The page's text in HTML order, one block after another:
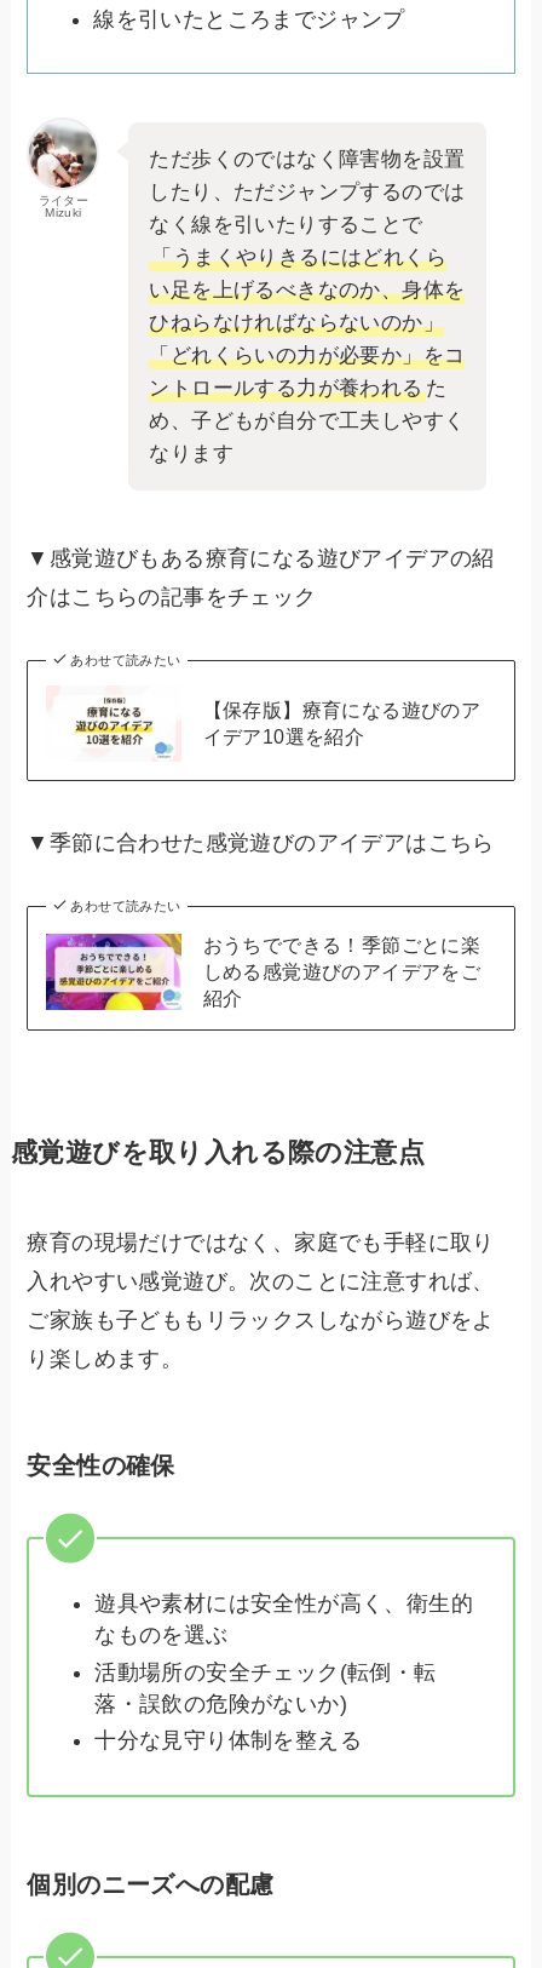
線を引いたところまでジャンプ
ライター
Mizuki
ただ歩くのではなく障害物を設置
したり、ただジャンプするのでは
なく線を引いたりすることで
「うまくやりきるにはどれくら
い足を上げるべきなのか、身体を
ひねらなければならないのか」
「どれくらいの力が必要か」をコ
ントロールする力が養われるた
め、子どもが自分で工夫しやすく
なります
▼感覚遊びもある療育になる遊びアイデアの紹
介はこちらの記事をチェック
あわせて読みたい
【保存版】療育になる遊びのア
イデア10選を紹介
▼季節に合わせた感覚遊びのアイデアはこちら
あわせて読みたい
おうちでできる！季節ごとに楽
しめる感覚遊びのアイデアをご
紹介
感覚遊びを取り入れる際の注意点
療育の現場だけではなく、家庭でも手軽に取り
入れやすい感覚遊び。次のことに注意すれば、
ご家族も子どももリラックスしながら遊びをよ
り楽しめます。
安全性の確保
遊具や素材には安全性が高く、衛生的
なものを選ぶ
活動場所の安全チェック(転倒・転
落・誤飲の危険がないか)
十分な見守り体制を整える
個別のニーズへの配慮